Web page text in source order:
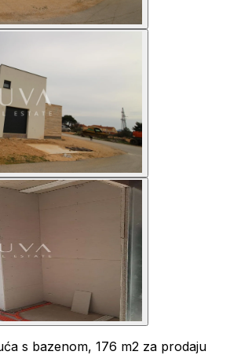
s bazenom, 176 m2 za prodaju